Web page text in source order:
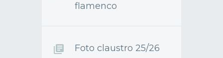
flamenco
Foto claustro 25/26